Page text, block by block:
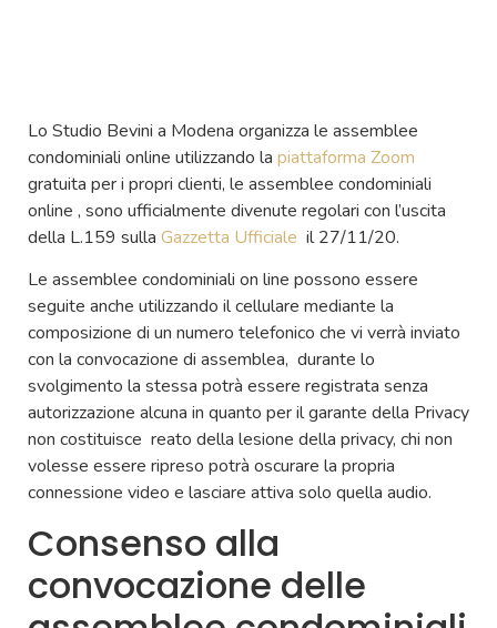
Lo Studio Bevini a Modena organizza le assemblee
condominiali online utilizzando la piattaforma Zoom
gratuita per i propri clienti, le assemblee condominiali
online , sono ufficialmente divenute regolari con l’uscita
della L.159 sulla Gazzetta Ufficiale il 27/11/20.
Le assemblee condominiali on line possono essere
seguite anche utilizzando il cellulare mediante la
composizione di un numero telefonico che vi verrà inviato
con la convocazione di assemblea, durante lo
svolgimento la stessa potrà essere registrata senza
autorizzazione alcuna in quanto per il garante della Privacy
non costituisce reato della lesione della privacy, chi non
volesse essere ripreso potrà oscurare la propria
connessione video e lasciare attiva solo quella audio.
Consenso alla
convocazione delle